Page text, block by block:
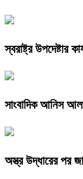
স্বরাষ্ট্র উপদেষ্টার
সাংবাদিক আনিস
অস্ত্র উদ্ধারের পর